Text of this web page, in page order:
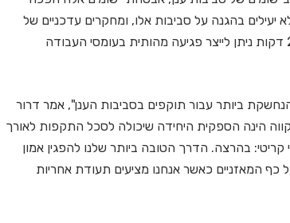
בהגנה על סביבות אלו, ומחקרים עדכניים של
נאוטילוס, צוות המחקר של אקווה, הראו שבפחות מ-20 דקות ניתן לייצר פגיעה מהותית בעומסי העבודה
ביותר עבור תוקפים בסביבות הענן", אמר דרור
הינה הספקית היחידה שיכולה לסכל התקפות לאורך
בהרצה. הדרך הטובה ביותר שלנו להפגין אמון
כף המאזניים כאשר אנחנו מציעים תעודת אחריות